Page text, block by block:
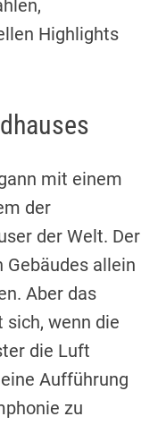
Highlights
mit einem
der
der Welt. Der
Gebäudes allein
Aber das
wenn die
die Luft
Aufführung
zu